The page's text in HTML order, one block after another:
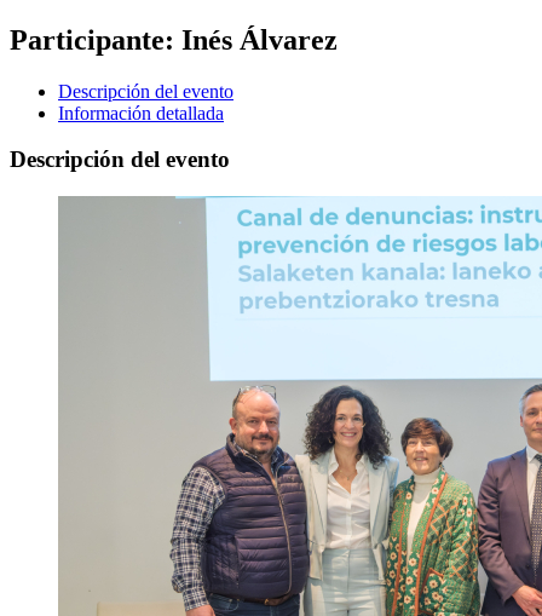
Participante: Inés Álvarez
Descripción del evento
Información detallada
Descripción del evento